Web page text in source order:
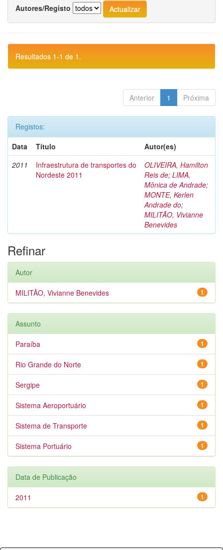
Autores/Registo
Resultados 1-1 de 1.
Anterior 1 Próxima
Registos:
Data
Título
Autor(es)
2011
Infraestrutura de transportes do
Nordeste 2011
OLIVEIRA, Hamilton
Reis de; LIMA,
Mônica de Andrade;
MONTE, Kerlen
Andrade do;
MILITÃO, Vivianne
Benevides
Refinar
Autor
1
MILITÃO, Vivianne Benevides
Assunto
1
Paraíba
1
Rio Grande do Norte
1
Sergipe
1
Sistema Aeroportuário
1
Sistema de Transporte
1
Sistema Portuário
Data de Publicação
1
2011